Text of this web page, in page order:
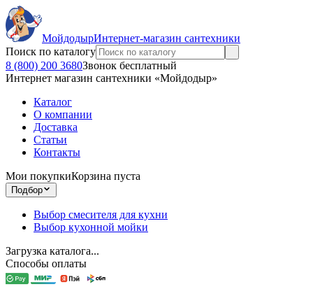
МойдодырИнтернет-магазин сантехники
Поиск по каталогу
8 (800) 200 3680Звонок бесплатный
Интернет магазин сантехники «Мойдодыр»
Каталог
О компании
Доставка
Статьи
Контакты
Мои покупкиКорзина пуста
Подбор
Выбор смесителя для кухни
Выбор кухонной мойки
Загрузка каталога...
Способы оплаты